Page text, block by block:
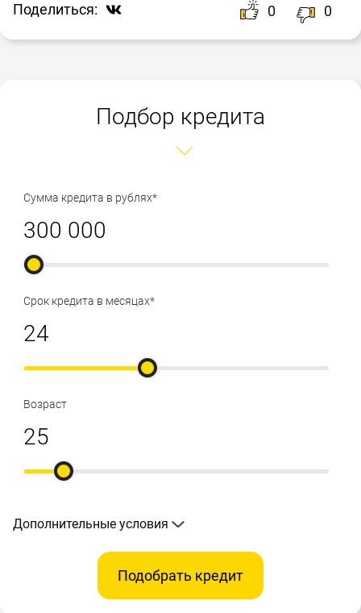
Поделиться: 0 0
Подбор кредита
Сумма кредита в рублях*
Срок кредита в месяцах*
Возраст
Дополнительные условия
Подобрать кредит